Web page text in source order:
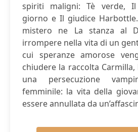
spiriti maligni: Tè verde, Il
giorno e Il giudice
mistero ne La stanza al
irrompere nella vita di un
cui speranze amorose
chiudere la raccolta
una persecuzione
femminile: la vita della
essere annullata da